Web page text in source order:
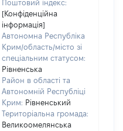
Поштовий індекс:
[Конфіденційна
інформація]
Автономна Республіка
Крим/область/місто зі
спеціальним статусом:
Рівненська
Район в області та
Автономній Республіці
Крим: Рівненський
Територіальна громада:
Великоомелянська